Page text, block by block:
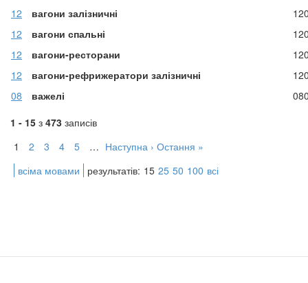
12
вагони залізничні
12
вагони спальні
12
вагони-ресторани
12
вагони-рефрижератори залізничні
08
важелі
1 - 15 з 473 записів
1
2 3 4 5 … Наступна › Остання »
всіма мовами
результатів: 15 25 50 100 всі